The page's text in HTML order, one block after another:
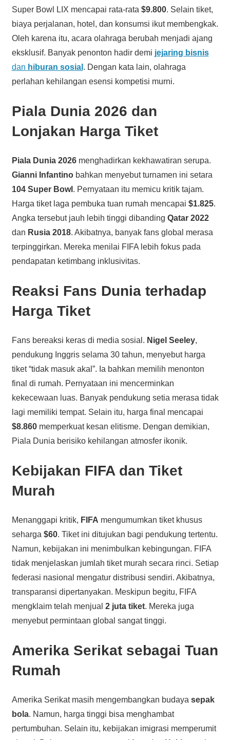
Super Bowl LIX mencapai rata-rata $9.800. Selain tiket,
biaya perjalanan, hotel, dan konsumsi ikut membengkak.
Oleh karena itu, acara olahraga berubah menjadi ajang
eksklusif. Banyak penonton hadir demi jejaring bisnis
dan hiburan sosial . Dengan kata lain, olahraga
perlahan kehilangan esensi kompetisi murni.
Piala Dunia 2026 dan
Lonjakan Harga Tiket
Piala Dunia 2026menghadirkan kekhawatiran serupa.
Gianni Infantinobahkan menyebut turnamen ini setara
104 Super Bowl . Pernyataan itu memicu kritik tajam.
Harga tiket laga pembuka tuan rumah mencapai $1.825.
Angka tersebut jauh lebih tinggi dibanding Qatar 2022
dan Rusia 2018. Akibatnya, banyak fans global merasa
terpinggirkan. Mereka menilai FIFA lebih fokus pada
pendapatan ketimbang inklusivitas.
Reaksi Fans Dunia terhadap
Harga Tiket
Fans bereaksi keras di media sosial. Nigel Seeley,
pendukung Inggris selama 30 tahun, menyebut harga
tiket “tidak masuk akal”. Ia bahkan memilih menonton
final di rumah. Pernyataan ini mencerminkan
kekecewaan luas. Banyak pendukung setia merasa tidak
lagi memiliki tempat. Selain itu, harga final mencapai
$8.860memperkuat kesan elitisme. Dengan demikian,
Piala Dunia berisiko kehilangan atmosfer ikonik.
Kebijakan FIFA dan Tiket
Murah
Menanggapi kritik, FIFA mengumumkan tiket khusus
seharga $60. Tiket ini ditujukan bagi pendukung tertentu.
Namun, kebijakan ini menimbulkan kebingungan. FIFA
tidak menjelaskan jumlah tiket murah secara rinci. Setiap
federasi nasional mengatur distribusi sendiri. Akibatnya,
transparansi dipertanyakan. Meskipun begitu, FIFA
mengklaim telah menjual 2 juta tiket. Mereka juga
menyebut permintaan global sangat tinggi.
Amerika Serikat sebagai Tuan
Rumah
Amerika Serikat masih mengembangkan budaya sepak
bola. Namun, harga tinggi bisa menghambat
pertumbuhan. Selain itu, kebijakan imigrasi memperumit